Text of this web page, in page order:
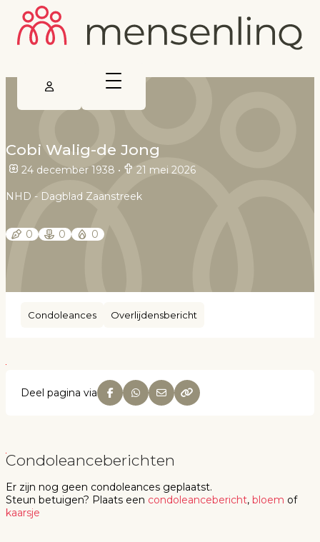
Cobi Walig-de Jong
24 december 1938 • 21 mei 2026
NHD - Dagblad Zaanstreek
0 0 0
Condoleances Overlijdensbericht
Deel pagina via
Condoleanceberichten
Er zijn nog geen condoleances geplaatst.
Steun betuigen? Plaats een condoleancebericht, bloem of
kaarsje